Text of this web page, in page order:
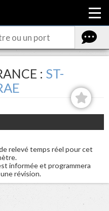
: ST-
relevé temps réel pour cet
informée et programmera
révision.